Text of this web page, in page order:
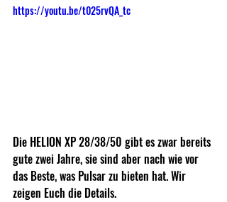
https://youtu.be/t025rvQA_tc
Die HELION XP 28/38/50 gibt es zwar bereits
gute zwei Jahre, sie sind aber nach wie vor
das Beste, was Pulsar zu bieten hat. Wir
zeigen Euch die Details.